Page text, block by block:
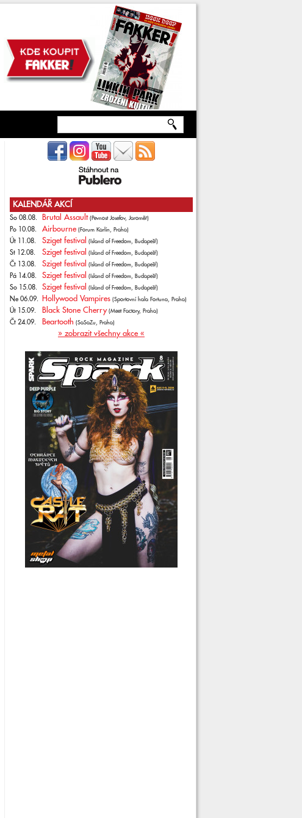
KALENDÁŘ AKCÍ
So 08.08. Brutal Assault (Pevnost Josefov, Jaroměř)
Po 10.08. Airbourne (Forum Karlín, Praha)
Út 11.08. Sziget festival (Island of Freedom, Budapešť)
St 12.08. Sziget festival (Island of Freedom, Budapešť)
Čt 13.08. Sziget festival (Island of Freedom, Budapešť)
Pá 14.08. Sziget festival (Island of Freedom, Budapešť)
So 15.08. Sziget festival (Island of Freedom, Budapešť)
Ne 06.09. Hollywood Vampires (Sportovní hala Fortuna, Praha)
Út 15.09. Black Stone Cherry (Meet Factory, Praha)
Čt 24.09. Beartooth (SaSaZu, Praha)
» zobrazit všechny akce «